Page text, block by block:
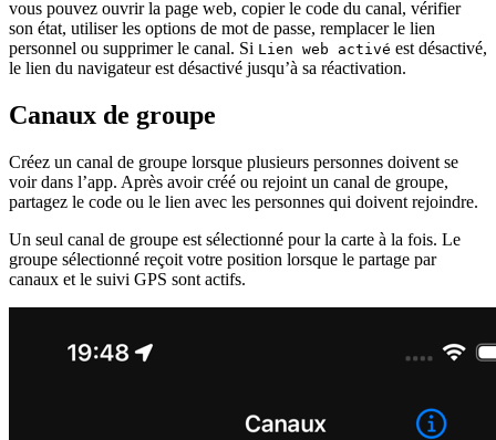
vous pouvez ouvrir la page web, copier le code du canal, vérifier
son état, utiliser les options de mot de passe, remplacer le lien
personnel ou supprimer le canal. Si Lien web activé est désactivé,
le lien du navigateur est désactivé jusqu’à sa réactivation.
Canaux de groupe
Créez un canal de groupe lorsque plusieurs personnes doivent se
voir dans l’app. Après avoir créé ou rejoint un canal de groupe,
partagez le code ou le lien avec les personnes qui doivent rejoindre.
Un seul canal de groupe est sélectionné pour la carte à la fois. Le
groupe sélectionné reçoit votre position lorsque le partage par
canaux et le suivi GPS sont actifs.